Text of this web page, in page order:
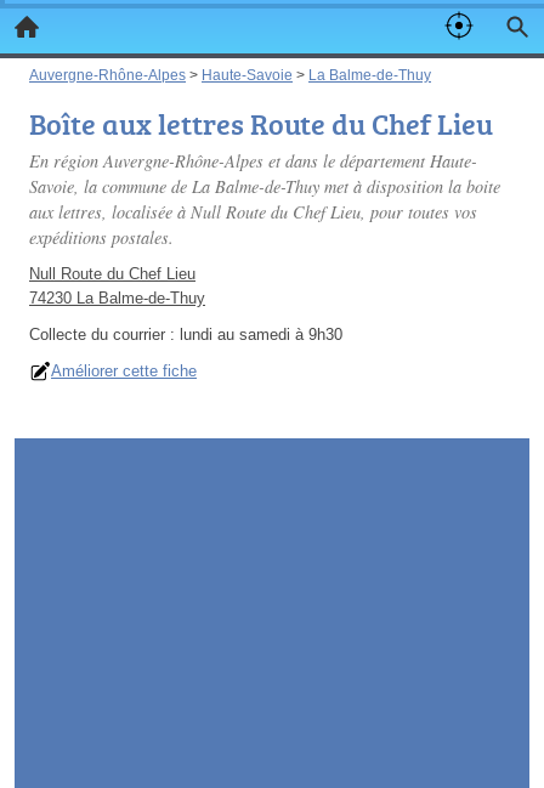
Auvergne-Rhône-Alpes > Haute-Savoie > La Balme-de-Thuy
Boîte aux lettres Route du Chef Lieu
En région Auvergne-Rhône-Alpes et dans le département Haute-
Savoie, la commune de La Balme-de-Thuy met à disposition la boite
aux lettres, localisée à Null Route du Chef Lieu, pour toutes vos
expéditions postales.
Null Route du Chef Lieu
74230 La Balme-de-Thuy
Collecte du courrier : lundi au samedi à 9h30
Améliorer cette fiche